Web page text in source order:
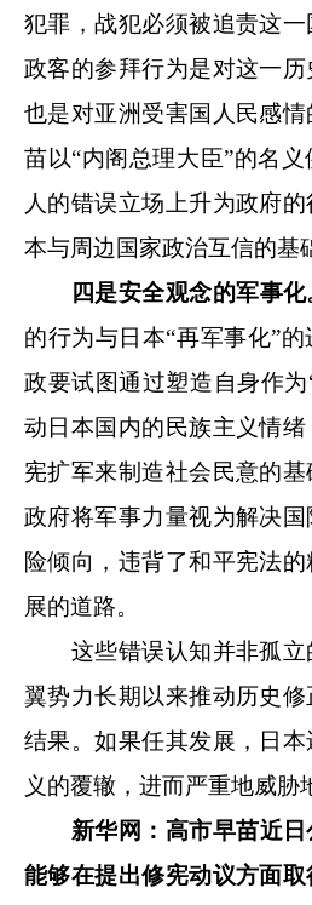
犯罪，战犯必须被追责这
政客的参拜行为是对这一历
也是对亚洲受害国人民感
苗以“内阁总理大臣”的名
人的错误立场上升为政府
本与周边国家政治互信的基
四是安全观念的军事化
的行为与日本“再军事化”
政要试图通过塑造自身作
动日本国内的民族主义情
宪扩军来制造社会民意的
政府将军事力量视为解决
险倾向，违背了和平宪法
展的道路。
这些错误认知并非孤立
翼势力长期以来推动历史
结果。如果任其发展，日
义的覆辙，进而严重地威胁
新华网：高市早苗近
能够在提出修宪动议方面